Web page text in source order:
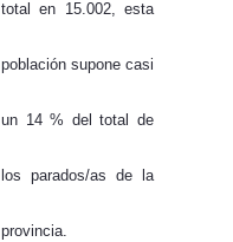
total en 15.002, esta
población supone casi
un 14 % del total de
los parados/as de la
provincia.